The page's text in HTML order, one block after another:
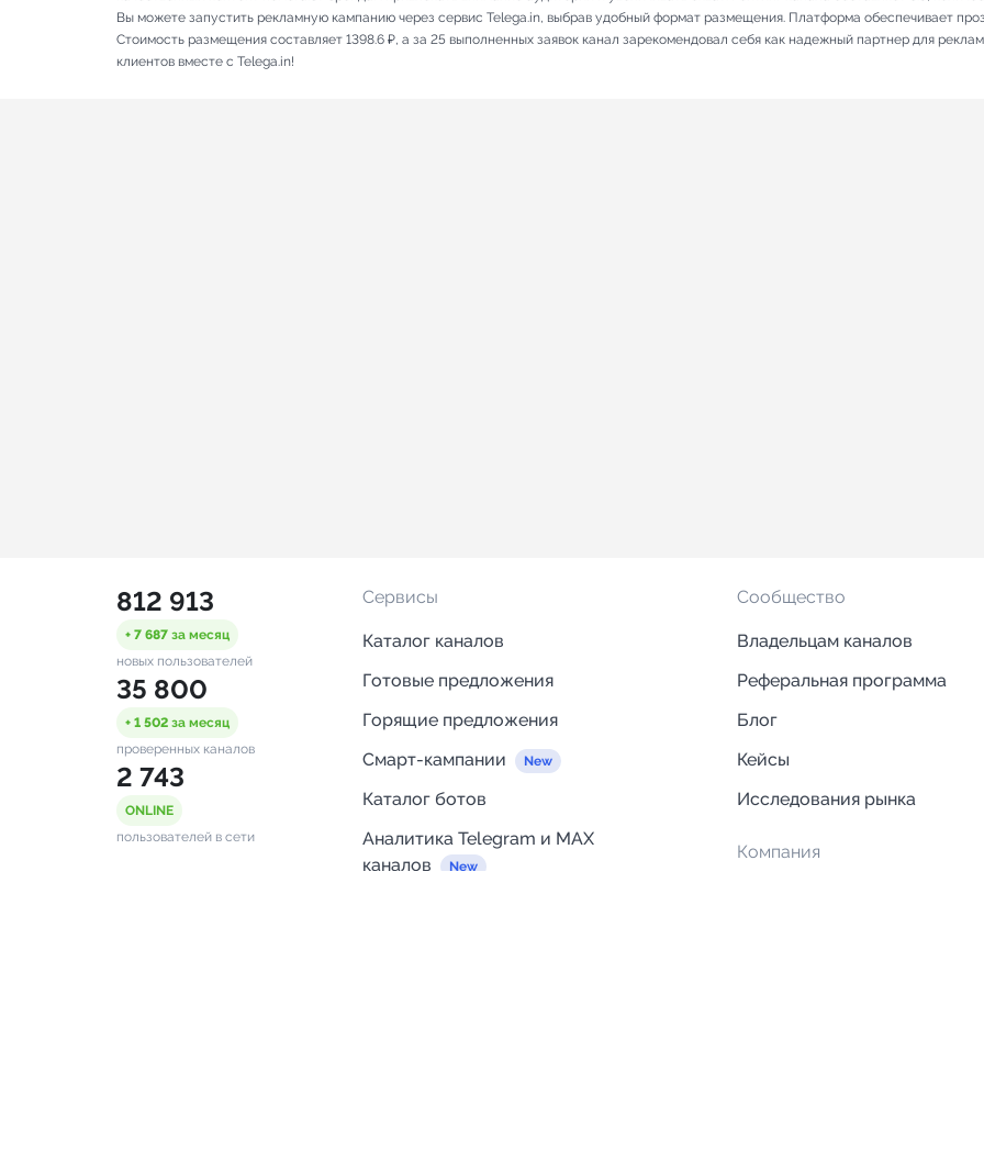
Вы можете запустить рекламную кампанию через сервис Telega.in, выбрав удобный формат размещения. Платформа обеспечивает
Стоимость размещения составляет 1398.6 ₽, а за 25 выполненных заявок канал зарекомендовал себя как надежный партнер для
клиентов вместе с Telega.in!
812 913
+ 7 687 за месяц
новых пользователей
35 800
+ 1 502 за месяц
проверенных каналов
2 743
ONLINE
пользователей в сети
Сервисы
Каталог каналов
Готовые предложения
Горящие предложения
Смарт-кампании
Каталог ботов
Аналитика Telegram и MAX
каналов
Сообщество
Владельцам каналов
Реферальная программа
Блог
Кейсы
Исследования рынка
Компания